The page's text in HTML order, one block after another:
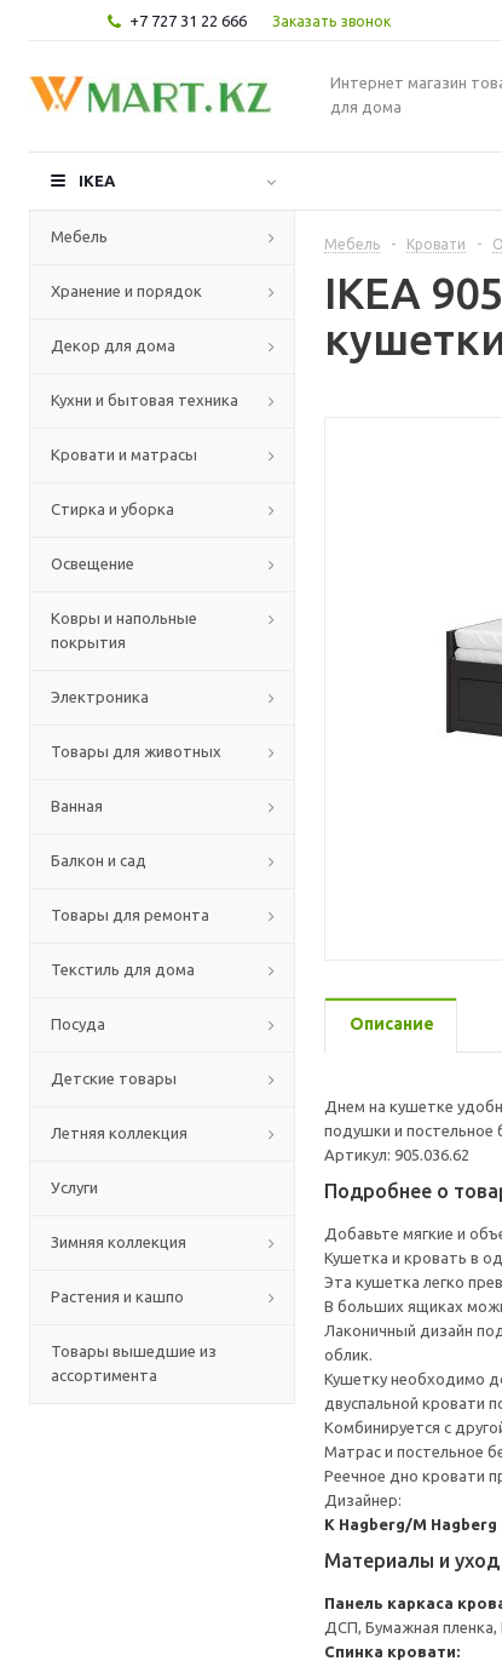
+7 727 31 22 666 Заказать звонок
Интернет магазин
для дома
IKEA
Мебель
Хранение и порядок
Декор для дома
Кухни и бытовая техника
Кровати и матрасы
Стирка и уборка
Освещение
Ковры и напольные
покрытия
Электроника
Товары для животных
Ванная
Балкон и сад
Товары для ремонта
Текстиль для дома
Посуда
Детские товары
Летняя коллекция
Услуги
Зимняя коллекция
Растения и кашпо
Товары вышедшие из
ассортимента
Мебель - Кровати -
IKEA
Описание
Днем на кушетке
подушки и постельное
Артикул: 905.036.62
Подробнее о
Добавьте мягкие и
Кушетка и кровать в
Эта кушетка легко
В больших ящиках
Лаконичный дизайн
облик.
Кушетку необходимо
двуспальной кровати
Комбинируется с
Матрас и постельное
Реечное дно кровати
Дизайнер:
K Hagberg/M Hagberg
Материалы и уход
Панель каркаса
ДСП, Бумажная пленка,
Спинка кровати: